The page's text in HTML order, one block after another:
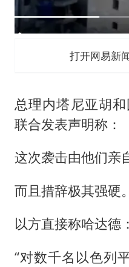
打开网易新
总理内塔尼亚胡
联合发表声明称：
这次袭击由他们亲
而且措辞极其强硬。
以方直接称哈达德：
“对数千名以色列